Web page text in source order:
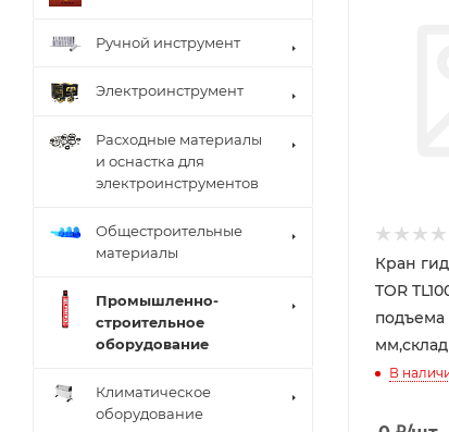
Кран
TOR
подъема
В
Ручной инструмент
Электроинструмент
Расходные материалы
и оснастка для
электроинструментов
Общестроительные
материалы
Промышленно-
строительное
оборудование
Климатическое
оборудование